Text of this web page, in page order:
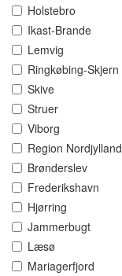
Holstebro
Ikast-Brande
Lemvig
Ringkøbing-Skjern
Skive
Struer
Viborg
Region Nordjylland
Brønderslev
Frederikshavn
Hjørring
Jammerbugt
Læsø
Mariagerfjord